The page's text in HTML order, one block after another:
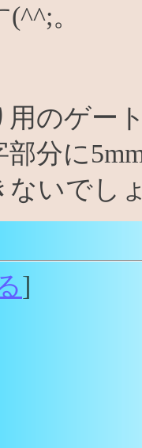
。
用のゲー
部分に
ないでし
]